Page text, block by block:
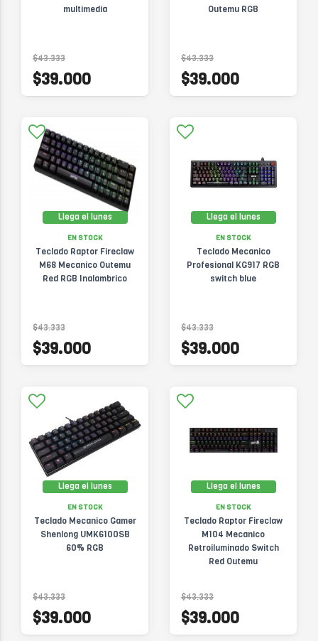
multimedia
$43.333
$39.000
Outemu RGB
$43.333
$39.000
Llega el lunes
EN STOCK
Teclado Raptor Fireclaw
M68 Mecanico Outemu
Red RGB Inalambrico
$43.333
$39.000
Llega el lunes
EN STOCK
Teclado Mecanico
Profesional KG917 RGB
switch blue
$43.333
$39.000
Llega el lunes
EN STOCK
Teclado Mecanico Gamer
Shenlong UMK6100SB
60% RGB
$43.333
$39.000
Llega el lunes
EN STOCK
Teclado Raptor Fireclaw
M104 Mecanico
Retroiluminado Switch
Red Outemu
$43.333
$39.000